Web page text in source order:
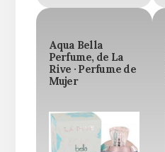
Aqua Bella
Perfume, de La
Rive · Perfume de
Mujer